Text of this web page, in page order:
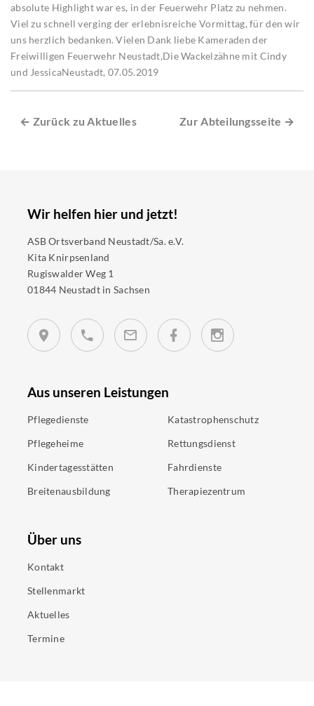
absolute Highlight war es, in der Feuerwehr Platz zu nehmen.
Viel zu schnell verging der erlebnisreiche Vormittag, für den wir
uns herzlich bedanken. Vielen Dank liebe Kameraden der
Freiwilligen Feuerwehr Neustadt,Die Wackelzähne mit Cindy
und JessicaNeustadt, 07.05.2019
← Zurück zu Aktuelles Zur Abteilungsseite →
Wir helfen hier und jetzt!
ASB Ortsverband Neustadt/Sa. e.V.
Kita Knirpsenland
Rugiswalder Weg 1
01844 Neustadt in Sachsen
Aus unseren Leistungen
Pflegedienste
Pflegeheime
Kindertagesstätten
Breitenausbildung
Katastrophenschutz
Rettungsdienst
Fahrdienste
Therapiezentrum
Über uns
Kontakt
Stellenmarkt
Aktuelles
Termine